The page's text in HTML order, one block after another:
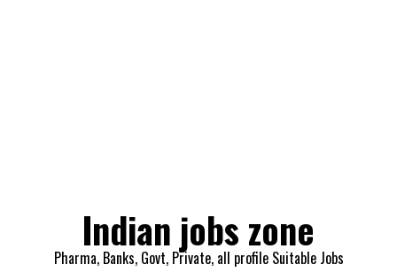
Indian jobs zone
Pharma, Banks, Govt, Private, all profile Suitable Jobs